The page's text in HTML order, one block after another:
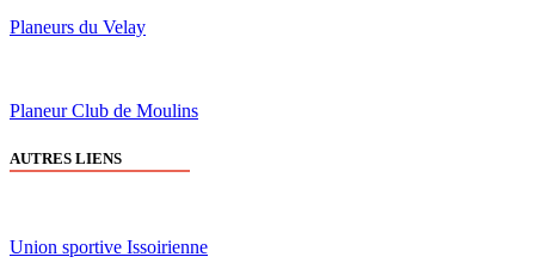
Planeurs du Velay
Planeur Club de Moulins
AUTRES LIENS
Union sportive Issoirienne